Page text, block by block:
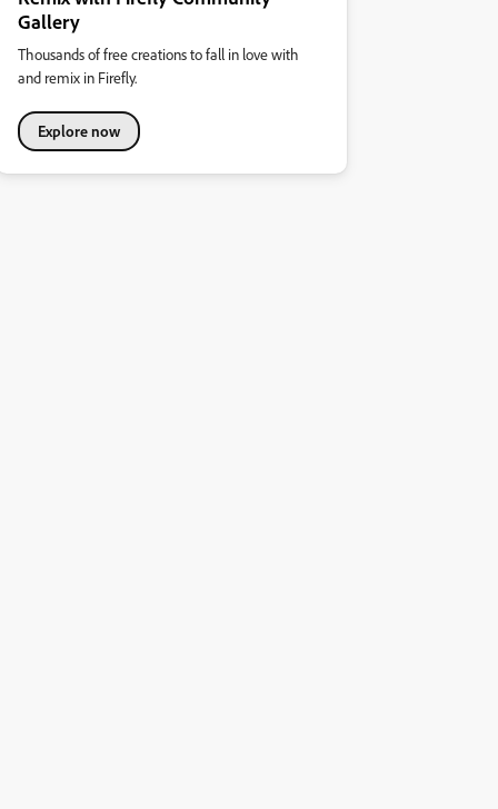
Gallery
Thousands of free creations to fall in love with
and remix in Firefly.
Explore now